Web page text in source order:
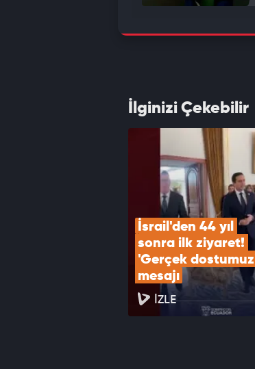
İlginizi Çekebilir
İsrail'den 44 yıl
sonra ilk ziyaret!
'Gerçek
mesajı
İZLE